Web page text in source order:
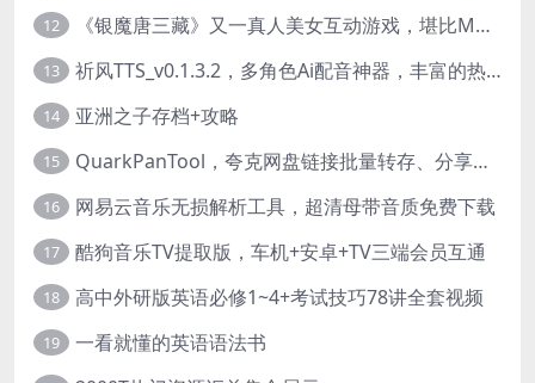
12 《银魔唐三藏》又一真人美女互动游戏，堪比M豆！
13 祈风TTS_v0.1.3.2，多角色Ai配音神器，丰富的热门音色
14 亚洲之子存档+攻略
15 QuarkPanTool，夸克网盘链接批量转存、分享和下载工具
16 网易云音乐无损解析工具，超清母带音质免费下载
17 酷狗音乐TV提取版，车机+安卓+TV三端会员互通
18 高中外研版英语必修1~4+考试技巧78讲全套视频
19 一看就懂的英语语法书